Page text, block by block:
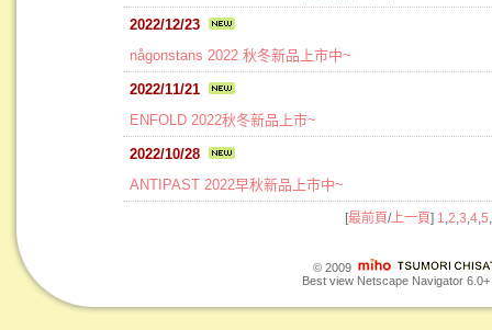
2022/12/23
någonstans 2022 秋冬新品上市中~
2022/11/21
ENFOLD 2022秋冬新品上市~
2022/10/28
ANTIPAST 2022早秋新品上市中~
[最前頁/上一頁] 1 2 3 4 5
© 2009
Best view Netscape Navigator